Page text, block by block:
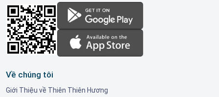
Về chúng tôi
Giới Thiệu về Thiên Thiên Hương